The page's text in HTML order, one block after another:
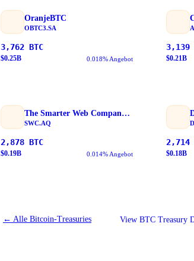
OranjeBTC
OBTC3.SA
3,762 BTC
$0.25B 0.018% Angebot
3,139
$0.21B
The Smarter Web Company PLC
SWC.AQ
2,878 BTC
$0.19B 0.014% Angebot
2,714
$0.18B
← Alle Bitcoin-Treasuries View BTC Treasury